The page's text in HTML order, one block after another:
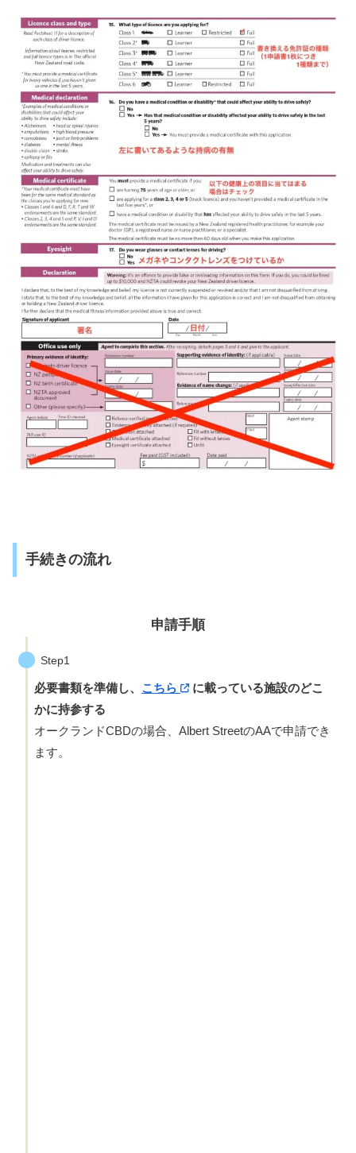
手続きの流れ
申請手順
Step1
必要書類を準備し、 こちら
に載っている施設のどこ
かに持参する
オークランドCBDの場合、Albert StreetのAAで申請でき
ます。